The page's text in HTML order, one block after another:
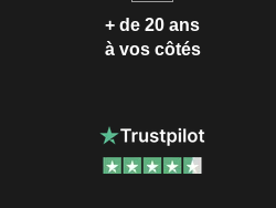
+ de 20 ans
à vos côtés